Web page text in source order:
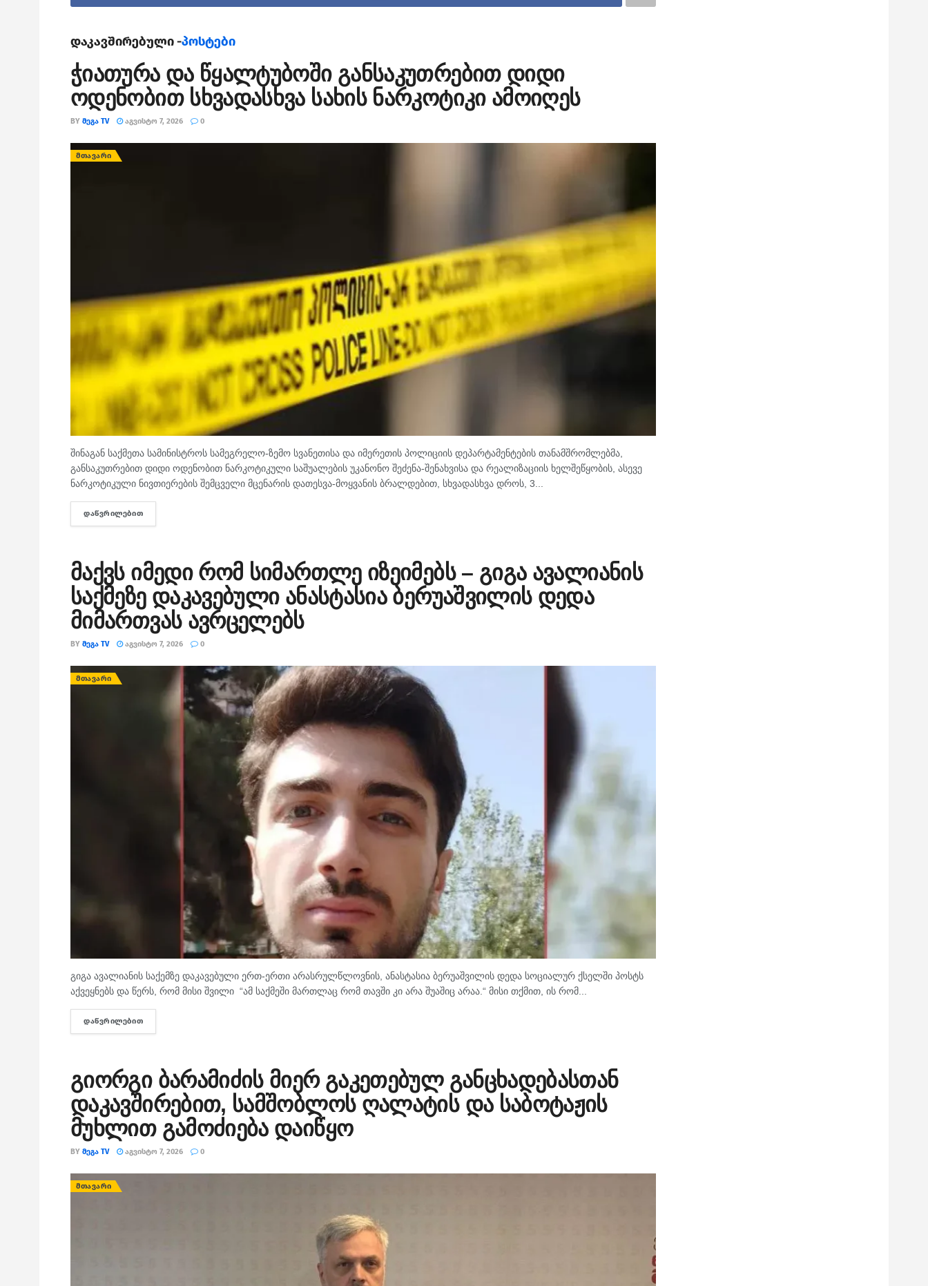
დაკავშირებული -პოსტები
ჭიათურა და წყალტუბოში განსაკუთრებით დიდი
ოდენობით სხვადასხვა სახის ნარკოტიკი ამოიღეს
BY ᲛᲔᲒᲐ TV ᲐᲒᲕᲘᲡᲢᲝ 7, 2026 0
ᲛᲗᲐᲕᲐᲠᲘ
შინაგან საქმეთა სამინისტროს სამეგრელო-ზემო სვანეთისა და იმერეთის პოლიციის დეპარტამენტების თანამშრომლებმა,
განსაკუთრებით დიდი ოდენობით ნარკოტიკული საშუალების უკანონო შეძენა-შენახვისა და რეალიზაციის ხელშეწყობის, ასევე
ნარკოტიკული ნივთიერების შემცველი მცენარის დათესვა-მოყვანის ბრალდებით, სხვადასხვა დროს, 3...
ᲓᲐᲬᲕᲠᲘᲚᲔᲑᲘᲗ
მაქვს იმედი რომ სიმართლე იზეიმებს – გიგა ავალიანის
საქმეზე დაკავებული ანასტასია ბერუაშვილის დედა
მიმართვას ავრცელებს
BY ᲛᲔᲒᲐ TV ᲐᲒᲕᲘᲡᲢᲝ 7, 2026 0
ᲛᲗᲐᲕᲐᲠᲘ
გიგა ავალიანის საქემზე დაკავებული ერთ-ერთი არასრულწლოვნის, ანასტასია ბერუაშვილის დედა სოციალურ ქსელში პოსტს
აქვეყნებს და წერს, რომ მისი შვილი “ამ საქმეში მართლაც რომ თავში კი არა შუაშიც არაა.“ მისი თქმით, ის რომ...
ᲓᲐᲬᲕᲠᲘᲚᲔᲑᲘᲗ
გიორგი ბარამიძის მიერ გაკეთებულ განცხადებასთან
დაკავშირებით, სამშობლოს ღალატის და საბოტაჟის
მუხლით გამოძიება დაიწყო
BY ᲛᲔᲒᲐ TV ᲐᲒᲕᲘᲡᲢᲝ 7, 2026 0
ᲛᲗᲐᲕᲐᲠᲘ